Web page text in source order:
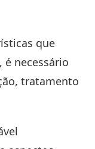
que
é necessário
tratamento